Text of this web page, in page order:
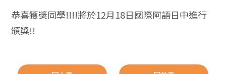
恭喜獲獎同學!!!!將於12月18日國際阿語日中進行
頒獎!!